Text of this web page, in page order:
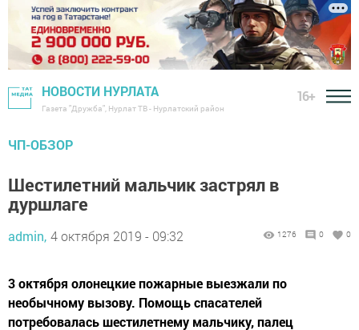
НОВОСТИ НУРЛАТА
Газета "Дружба", Нурлат ТВ - Нурлатский район
16+
ЧП-ОБЗОР
Шестилетний мальчик застрял в
дуршлаге
admin, 4 октября 2019 - 09:32 1276 0 0
3 октября олонецкие пожарные выезжали по
необычному вызову. Помощь спасателей
потребовалась шестилетнему мальчику, палец